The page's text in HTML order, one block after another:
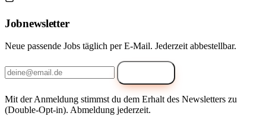
Jobnewsletter
Neue passende Jobs täglich per E-Mail. Jederzeit abbestellbar.
Mit der Anmeldung stimmst du dem Erhalt des Newsletters zu
(Double-Opt-in). Abmeldung jederzeit.